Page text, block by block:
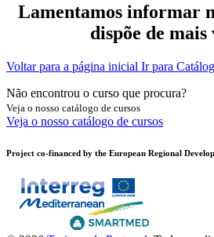
Lamentamos informar
dispõe de mais
Voltar para a página inicial Ir para
Não encontrou o curso que procura?
Veja o nosso catálogo de cursos
Veja o nosso catálogo de cursos
Project co-financed by the European Regional